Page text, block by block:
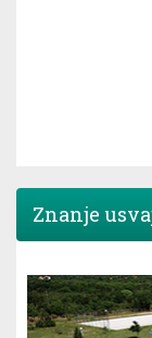
Znanje